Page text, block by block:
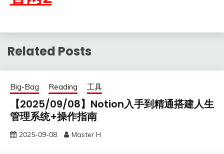
Related Posts
Big-Bag Reading 工具
【2025/09/08】Notion入手到精通搭建人生
管理系统+操作指南
2025-09-08 Master H